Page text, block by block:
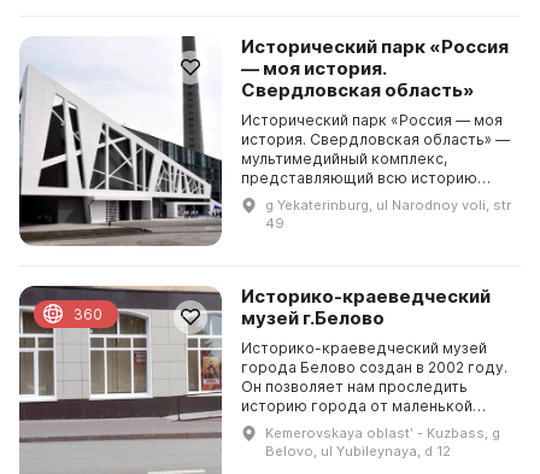
Исторический парк «Россия
— моя история.
Свердловская область»
Исторический парк «Россия — моя
история. Свердловская область» —
мультимедийный комплекс,
представляющий всю историю
России с древнейших времен до
современности, «живой учебник»
g Yekaterinburg, ul Narodnoy voli, str
49
Историко-краеведческий
музей г.Белово
Историко-краеведческий музей
города Белово создан в 2002 году.
Он позволяет нам проследить
историю города от маленькой
заимки Федора Белова до
промышленного центра Кузбасса. В
музее можно посмотреть п...
Kemerovskaya oblastʹ - Kuzbass, g
Belovo, ul Yubileynaya, d 12
360